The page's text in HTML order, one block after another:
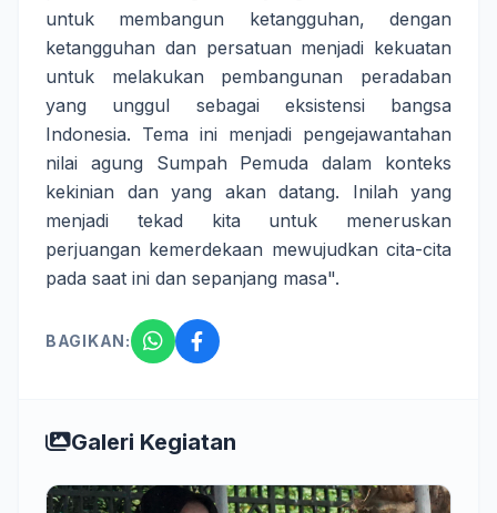
untuk membangun ketangguhan, dengan
ketangguhan dan persatuan menjadi kekuatan
untuk melakukan pembangunan peradaban
yang unggul sebagai eksistensi bangsa
Indonesia. Tema ini menjadi pengejawantahan
nilai agung Sumpah Pemuda dalam konteks
kekinian dan yang akan datang. Inilah yang
menjadi tekad kita untuk meneruskan
perjuangan kemerdekaan mewujudkan cita-cita
BAGIKAN:
Galeri Kegiatan